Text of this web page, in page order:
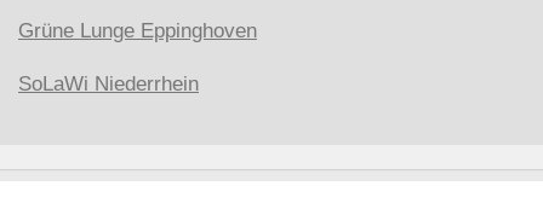
Grüne Lunge Eppinghoven
SoLaWi Niederrhein